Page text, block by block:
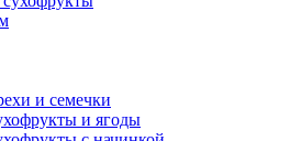
и семечки
и ягоды